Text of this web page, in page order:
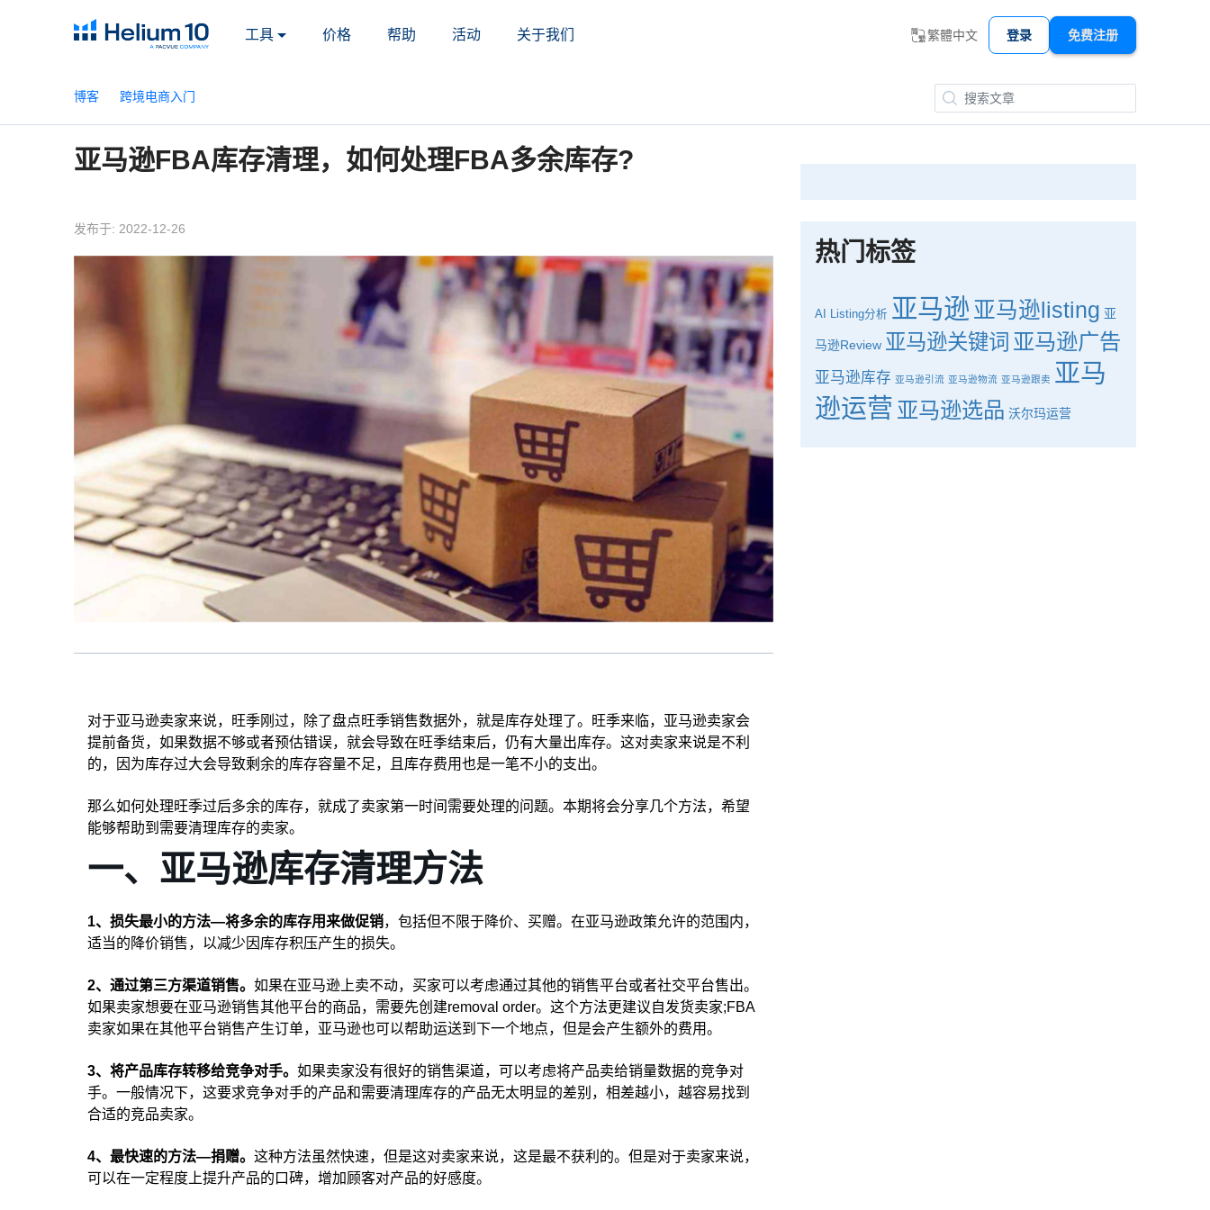
工具 价格 帮助 活动 关于我们 繁體中文 登录 免费注册
博客 跨境电商入门
亚马逊FBA库存清理，如何处理FBA多余库存?
发布于: 2022-12-26
对于亚马逊卖家来说，旺季刚过，除了盘点旺季销售数据外，就是库存处理了。旺季来临，亚马逊卖家会
提前备货，如果数据不够或者预估错误，就会导致在旺季结束后，仍有大量出库存。这对卖家来说是不利
的，因为库存过大会导致剩余的库存容量不足，且库存费用也是一笔不小的支出。
那么如何处理旺季过后多余的库存，就成了卖家第一时间需要处理的问题。本期将会分享几个方法，希望
能够帮助到需要清理库存的卖家。
一、亚马逊库存清理方法
1、损失最小的方法—将多余的库存用来做促销，包括但不限于降价、买赠。在亚马逊政策允许的范围内，
适当的降价销售，以减少因库存积压产生的损失。
2、通过第三方渠道销售。 如果在亚马逊上卖不动，买家可以考虑通过其他的销售平台或者社交平台售出。
如果卖家想要在亚马逊销售其他平台的商品，需要先创建removal order。这个方法更建议自发货卖家;FBA
卖家如果在其他平台销售产生订单，亚马逊也可以帮助运送到下一个地点，但是会产生额外的费用。
3、将产品库存转移给竞争对手。 如果卖家没有很好的销售渠道，可以考虑将产品卖给销量数据的竞争对
手。一般情况下，这要求竞争对手的产品和需要清理库存的产品无太明显的差别，相差越小，越容易找到
合适的竞品卖家。
4、最快速的方法—捐赠。 这种方法虽然快速，但是这对卖家来说，这是最不获利的。但是对于卖家来说，
可以在一定程度上提升产品的口碑，增加顾客对产品的好感度。
热门标签
AI Listing分析 亚马逊 亚马逊listing 亚
马逊Review 亚马逊关键词 亚马逊广告
亚马逊库存 亚马逊引流 亚马逊物流 亚马逊跟卖 亚马
逊运营 亚马逊选品 沃尔玛运营